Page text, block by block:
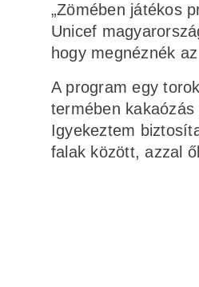
„Zömében játékos
Unicef
hogy megnéznék
A program egy
termében
Igyekeztem
falak között, azzal